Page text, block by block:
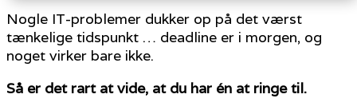
Nogle IT-problemer dukker op på det værst
tænkelige tidspunkt … deadline er i morgen, og
noget virker bare ikke.
Så er det rart at vide, at du har én at ringe til.